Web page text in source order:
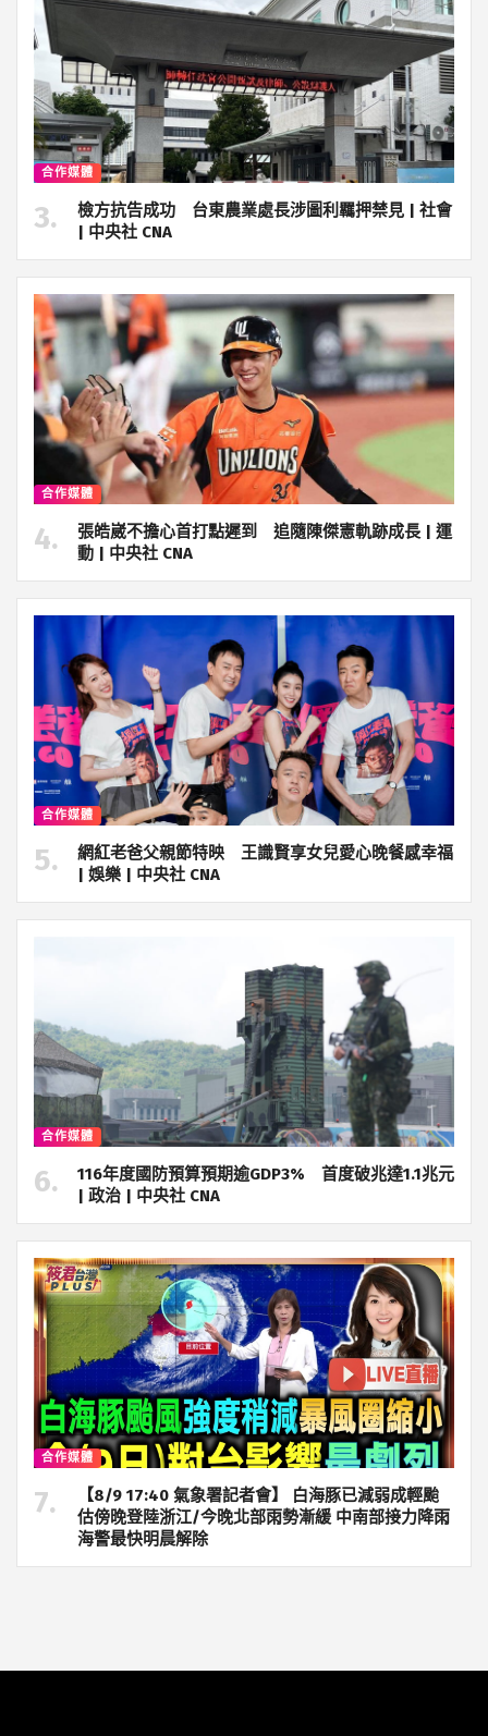
合作媒體
檢方抗告成功 台東農業處長涉圖利羈押禁見 | 社會
| 中央社 CNA
合作媒體
張皓崴不擔心首打點遲到 追隨陳傑憲軌跡成長 | 運
動 | 中央社 CNA
合作媒體
網紅老爸父親節特映 王識賢享女兒愛心晚餐感幸福
| 娛樂 | 中央社 CNA
合作媒體
116年度國防預算預期逾GDP3% 首度破兆達1.1兆元
| 政治 | 中央社 CNA
合作媒體
【8/9 17:40 氣象署記者會】 白海豚已減弱成輕颱
估傍晚登陸浙江/今晚北部雨勢漸緩 中南部接力降雨
海警最快明晨解除